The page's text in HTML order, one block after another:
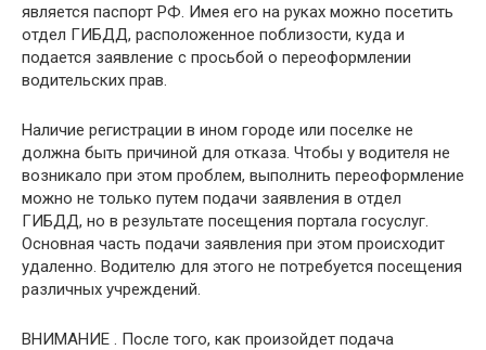
является паспорт РФ. Имея его на руках можно посетить
отдел ГИБДД, расположенное поблизости, куда и
подается заявление с просьбой о переоформлении
водительских прав.
Наличие регистрации в ином городе или поселке не
должна быть причиной для отказа. Чтобы у водителя не
возникало при этом проблем, выполнить переоформление
можно не только путем подачи заявления в отдел
ГИБДД, но в результате посещения портала госуслуг.
Основная часть подачи заявления при этом происходит
удаленно. Водителю для этого не потребуется посещения
различных учреждений.
ВНИМАНИЕ . После того, как произойдет подача